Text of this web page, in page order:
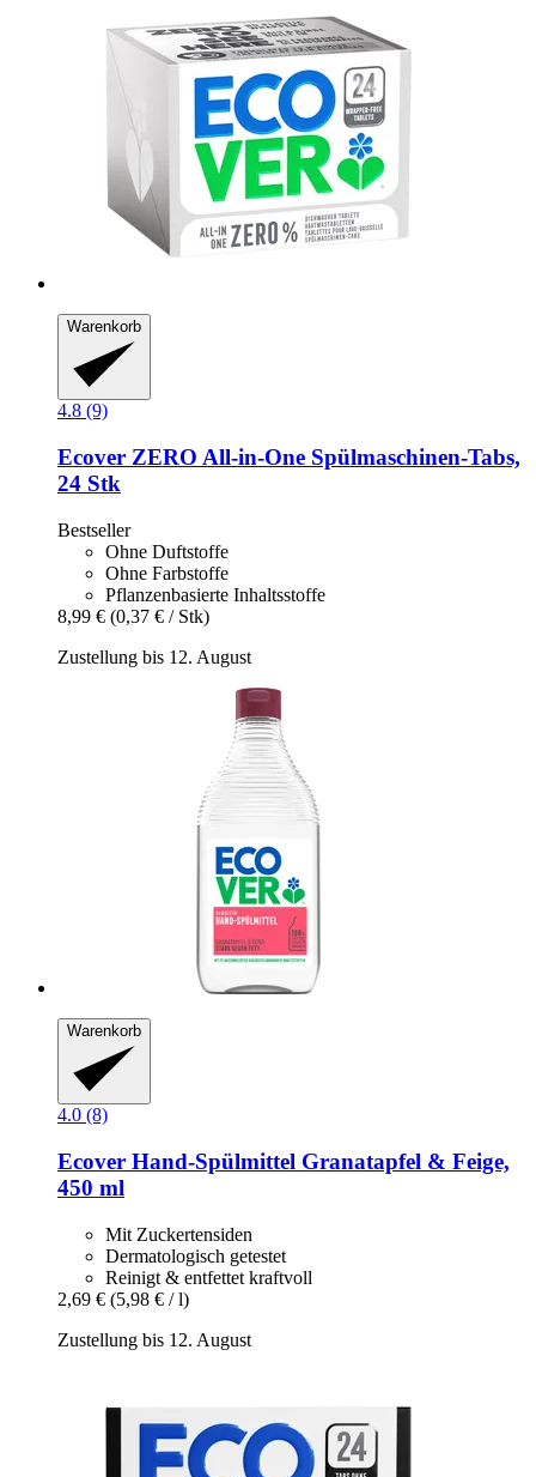
Warenkorb
4.8 (9)
Ecover ZERO All-​in-​One Spülmaschinen-​Tabs,
24 Stk
Bestseller
Ohne Duftstoffe
Ohne Farbstoffe
Pflanzenbasierte Inhaltsstoffe
8,99 € (0,37 € / Stk)
Zustellung bis 12. August
Warenkorb
4.0 (8)
Ecover Hand-​Spülmittel Granatapfel & Feige,
450 ml
Mit Zuckertensiden
Dermatologisch getestet
Reinigt & entfettet kraftvoll
2,69 € (5,98 € / l)
Zustellung bis 12. August